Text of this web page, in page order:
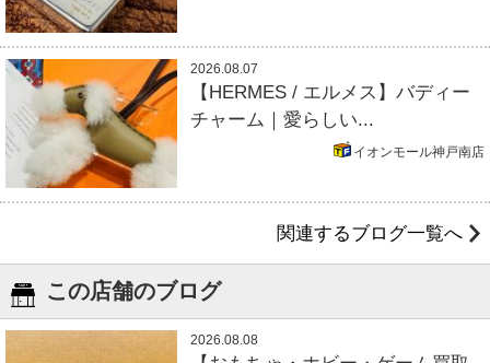
2026.08.07
【HERMES / エルメス】バディー
チャーム｜愛らしい...
イオンモール神戸南店
関連するブログ一覧へ
この店舗のブログ
2026.08.08